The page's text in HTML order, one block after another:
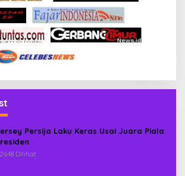
Persija Laku Keras Usai Juara Piala
Dilihat